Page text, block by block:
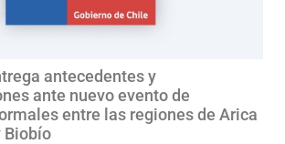
antecedentes y
ante nuevo evento de
entre las regiones de Arica
Biobío